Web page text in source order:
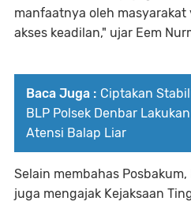
manfaatnya oleh
akses keadilan," ujar Eem
Baca Juga : Ciptakan
BLP Polsek Denbar
Atensi Balap Liar
Selain membahas
juga mengajak Kejaksaan